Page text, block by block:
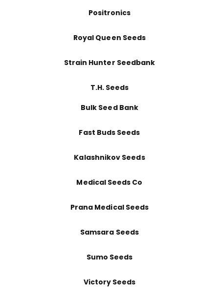
Positronics
Royal Queen Seeds
Strain Hunter Seedbank
T.H. Seeds
Bulk Seed Bank
Fast Buds Seeds
Kalashnikov Seeds
Medical Seeds Co
Prana Medical Seeds
Samsara Seeds
Sumo Seeds
Victory Seeds